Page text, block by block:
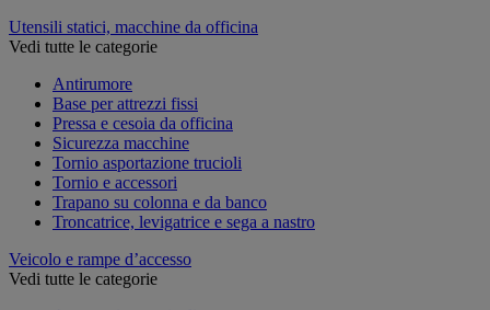
Utensili statici, macchine da officina
Vedi tutte le categorie
Antirumore
Base per attrezzi fissi
Pressa e cesoia da officina
Sicurezza macchine
Tornio asportazione trucioli
Tornio e accessori
Trapano su colonna e da banco
Troncatrice, levigatrice e sega a nastro
Veicolo e rampe d’accesso
Vedi tutte le categorie